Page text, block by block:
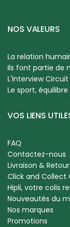
NOS VALEURS
La relation
Ils font partie de
L'Interview
Le sport,
VOS LIENS
FAQ
Contactez-nous
Livraison & Retour
Click and Collect
Hipli, votre colis
Nouveautés du
Nos marques
Promotions